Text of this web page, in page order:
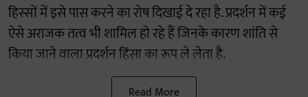
हिस्सों में इसे पास करने का रोष दिखाई दे रहा है.प्रदर्शन में कई
ऐसे अराजक तत्व भी शामिल हो रहे हैं जिनके कारण शांति से
किया जाने वाला प्रदर्शन हिंसा का रूप ले लेता है.
Read More